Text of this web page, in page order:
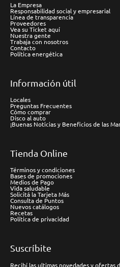
La Empresa
Responsabilidad social y empresarial
Línea de transparencia
Proveedores
Vea su Ticket aquí
Nuestra gente
Trabaja con nosotros
Contacto
Política energética
Información útil
Locales
Preguntas Frecuentes
Cómo comprar
Disco al auto
¡Buenas Noticias y Beneficios de las
Tienda Online
Términos y condiciones
Bases de promociones
Medios de Pago
Vida saludable
Solicitá la Tarjeta Más
Consulta de Puntos
Nuevos catálogos
Recetas
Política de privacidad
Suscríbite
Recibí las ultimas novedades y ofertas